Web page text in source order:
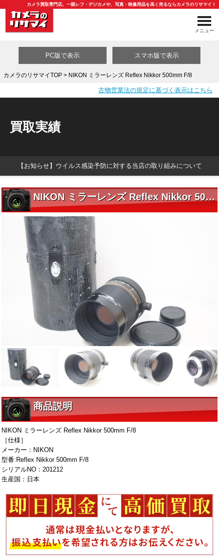
カメラ買取専門店。一眼レフ・デジカメや、写真・映像用品を高く売るならカメラのリサマイ！
メニュー
買取カテゴリ一覧
PC版で表示 スマホ版で表示
カメラのリサマイTOP> NIKON ミラーレンズ Reflex Nikkor 500mm F/8
古物営業法の規定に基づく表示はこちら
買取実績
【お知らせ】ウイルス感染予防に対する当店の取り組みについて
NIKON ミラーレンズ Reflex Nikkor 500mm F/8
商品説明
NIKON ミラーレンズ Reflex Nikkor 500mm F/8
［仕様］
メーカー：NIKON
型番:Reflex Nikkor 500mm F/8
シリアルNO：201212
生産国：日本